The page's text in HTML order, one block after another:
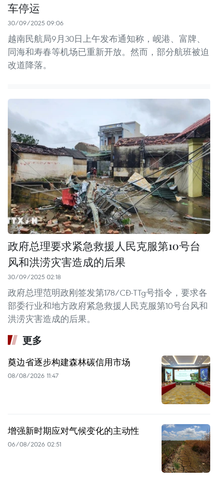
车停运
30/09/2025 09:06
越南民航局9月30日上午发布通知称，岘港、富牌、
同海和寿春等机场已重新开放。然而，部分航班被迫
改道降落。
政府总理要求紧急救援人民克服第10号台
风和洪涝灾害造成的后果
30/09/2025 02:18
政府总理范明政刚签发第178/CĐ-TTg号指令，要求各
部委行业和地方政府紧急救援人民克服第10号台风和
洪涝灾害造成的后果。
更多
奠边省逐步构建森林碳信用市场
08/08/2026 11:47
增强新时期应对气候变化的主动性
06/08/2026 02:51